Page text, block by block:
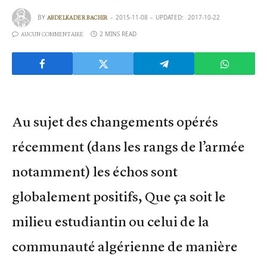
BY ABDELKADER BACHIR 2015-11-08 UPDATED: 2017-10-22
AUCUN COMMENTAIRE 2 MINS READ
Au sujet des changements opérés
récemment (dans les rangs de l’armée
notamment) les échos sont
globalement positifs, Que ça soit le
milieu estudiantin ou celui de la
communauté algérienne de manière